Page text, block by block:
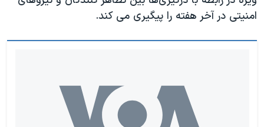
امنیتی در آخر هفته را پیگیری می کند.